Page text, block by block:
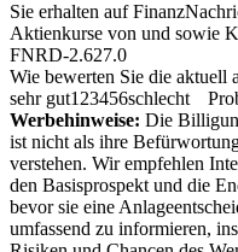
Sie erhalten auf
Aktienkurse von und sowie
FNRD-2.627.0
Wie bewerten Sie die aktuell
sehr gut1 23456schlecht
Werbehinweise: Die
ist nicht als ihre
verstehen. Wir empfehlen
den Basisprospekt und die
bevor sie eine
umfassend zu informieren,